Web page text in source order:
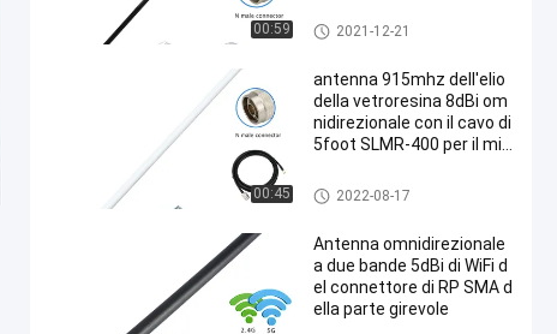
00:59 Un'antenna da 868 megahertz
2021-12-21
00:45
antenna 915mhz dell'elio
della vetroresina 8dBi om
nidirezionale con il cavo di
5foot SLMR-400 per il min
RAK Sensecap dell'elio
Antenna dell'elio
2022-08-17
Antenna omnidirezionale
a due bande 5dBi di WiFi d
el connettore di RP SMA d
ella parte girevole